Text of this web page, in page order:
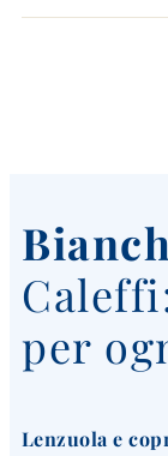
per
Lenzuola e